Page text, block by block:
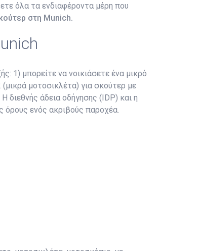
όλα τα ενδιαφέροντα μέρη που
στη Munich.
1) μπορείτε να νοικιάσετε ένα μικρό
μοτοσικλέτα) για σκούτερ με
άδεια οδήγησης (IDP) και η
όρους ενός ακριβούς παροχέα.